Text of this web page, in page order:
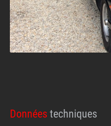
Données techniques